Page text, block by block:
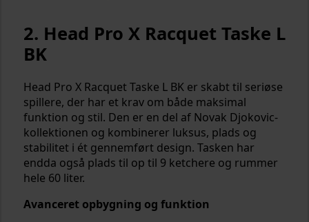
2. Head Pro X Racquet Taske L
BK
Head Pro X Racquet Taske L BK er skabt til seriøse
spillere, der har et krav om både maksimal
funktion og stil. Den er en del af Novak Djokovic-
kollektionen og kombinerer luksus, plads og
stabilitet i ét gennemført design. Tasken har
endda også plads til op til 9 ketchere og rummer
hele 60 liter.
Avanceret opbygning og funktion